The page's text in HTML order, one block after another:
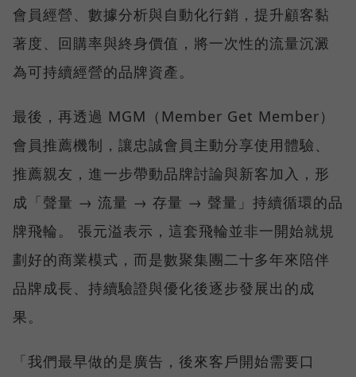
會員經營、數據分析與自動化行銷，提升顧客黏
著度、回購率與終身價值，將一次性的流量沉澱
為可持續經營的品牌資產。
最後，再透過 MGM（Member Get Member）
會員推薦機制，讓忠誠會員主動分享使用體驗、
推薦親友，進一步帶動品牌討論與新客加入，形
成「聲量 → 流量 → 存量 → 聲量」持續循環的品
牌飛輪。 張元溢表示，這套飛輪並非一開始就規
劃好的商業模式，而是數聚集團二十多年來陪伴
品牌成長、持續驗證與優化後逐步發展出的成
果。
「我們最早做的是廣告，後來客戶開始需要口